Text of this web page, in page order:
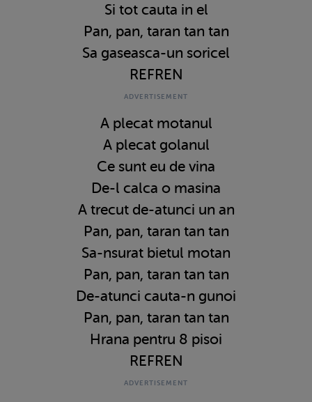
Si tot cauta in el
Pan, pan, taran tan tan
Sa gaseasca-un soricel
REFREN
A plecat motanul
A plecat golanul
Ce sunt eu de vina
De-l calca o masina
A trecut de-atunci un an
Pan, pan, taran tan tan
Sa-nsurat bietul motan
Pan, pan, taran tan tan
De-atunci cauta-n gunoi
Pan, pan, taran tan tan
Hrana pentru 8 pisoi
REFREN